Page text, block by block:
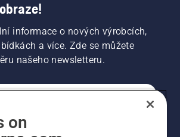
informace o nových výrobcích,
a více. Zde se můžete
našeho newsletteru.
on